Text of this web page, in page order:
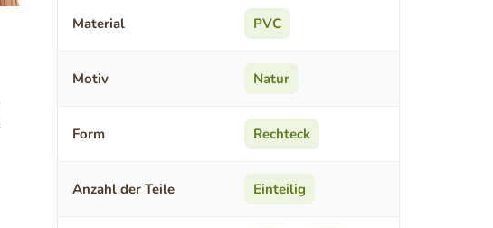
Material PVC
Motiv Natur
Form Rechteck
Anzahl der Teile Einteilig